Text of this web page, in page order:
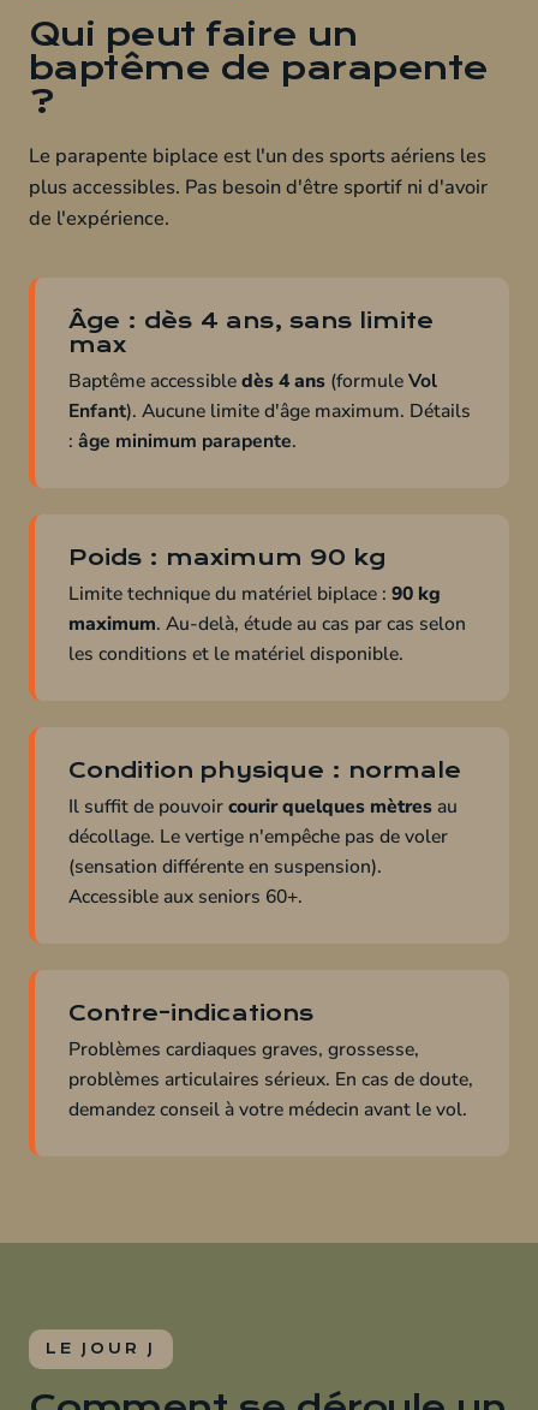
Qui peut faire un
baptême de parapente
?
Le parapente biplace est l'un des sports aériens les
plus accessibles. Pas besoin d'être sportif ni d'avoir
de l'expérience.
Âge : dès 4 ans, sans limite
max
Baptême accessibledès 4 ans (formuleVol
Enfant). Aucune limite d'âge maximum. Détails
: âge minimum parapente.
Poids : maximum 90 kg
Limite technique du matériel biplace : 90 kg
maximum. Au-delà, étude au cas par cas selon
les conditions et le matériel disponible.
Condition physique : normale
Il suffit de pouvoircourir quelques mètres au
décollage. Le vertige n'empêche pas de voler
(sensation différente en suspension).
Accessible aux seniors 60+.
Contre-indications
Problèmes cardiaques graves, grossesse,
problèmes articulaires sérieux. En cas de doute,
demandez conseil à votre médecin avant le vol.
LE JOUR J